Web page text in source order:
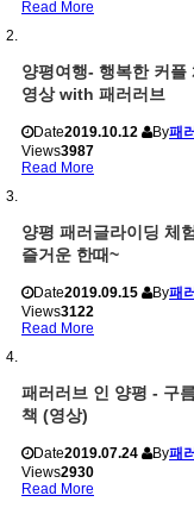
Read More
양평여행- 행복한 커플
영상 with 패러러브
Date2019.10.12 By패
Views3987
Read More
양평 패러글라이딩 체
즐거운 한때~
Date2019.09.15 By패
Views3122
Read More
패러러브 인 양평 - 구
책 (영상)
Date2019.07.24 By패
Views2930
Read More